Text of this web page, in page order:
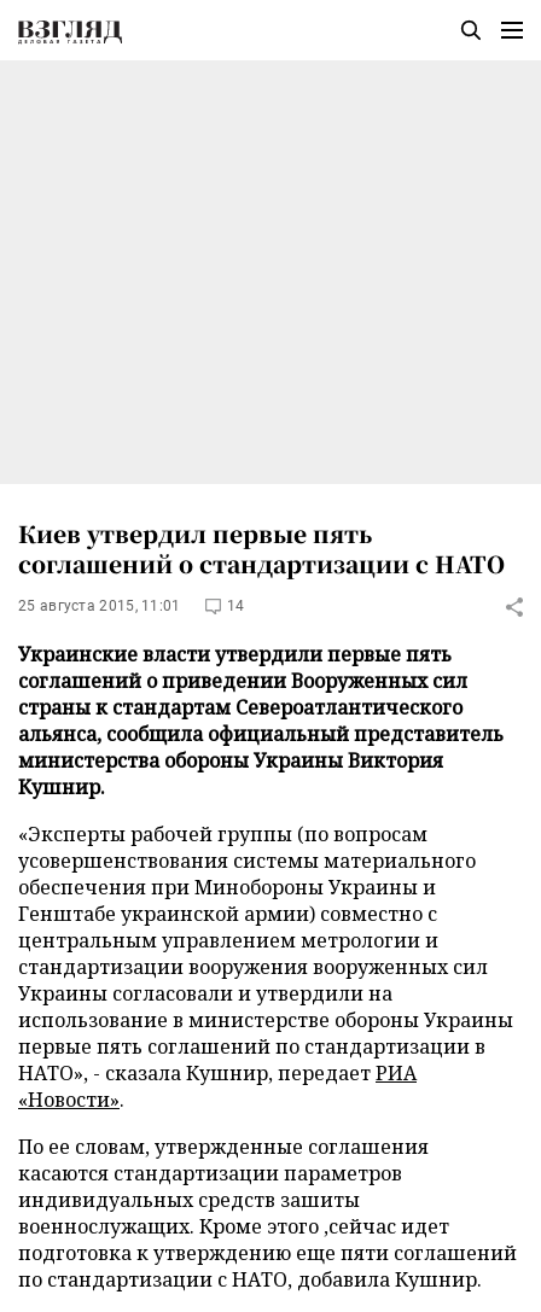
Киев утвердил первые пять
соглашений о стандартизации с НАТО
25 августа 2015, 11:01 14
Украинские власти утвердили первые пять
соглашений о приведении Вооруженных сил
страны к стандартам Североатлантического
альянса, сообщила официальный представитель
министерства обороны Украины Виктория
Кушнир.
«Эксперты рабочей группы (по вопросам
усовершенствования системы материального
обеспечения при Минобороны Украины и
Генштабе украинской армии) совместно с
центральным управлением метрологии и
стандартизации вооружения вооруженных сил
Украины согласовали и утвердили на
использование в министерстве обороны Украины
первые пять соглашений по стандартизации в
НАТО», - сказала Кушнир, передаетРИА
«Новости».
По ее словам, утвержденные соглашения
касаются стандартизации параметров
индивидуальных средств зашиты
военнослужащих. Кроме этого ,сейчас идет
подготовка к утверждению еще пяти соглашений
по стандартизации с НАТО, добавила Кушнир.